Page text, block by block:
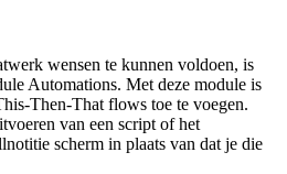
wensen te kunnen voldoen, is
Automations. Met deze module is
Then-That flows toe te voegen.
van een script of het
scherm in plaats van dat je die